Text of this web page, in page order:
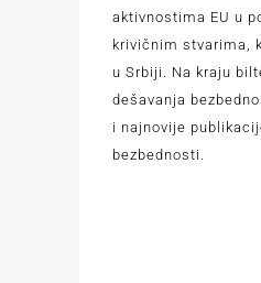
aktivnostima EU u
krivičnim stvarima,
u Srbiji. Na kraju
dešavanja
i najnovije
bezbednosti.